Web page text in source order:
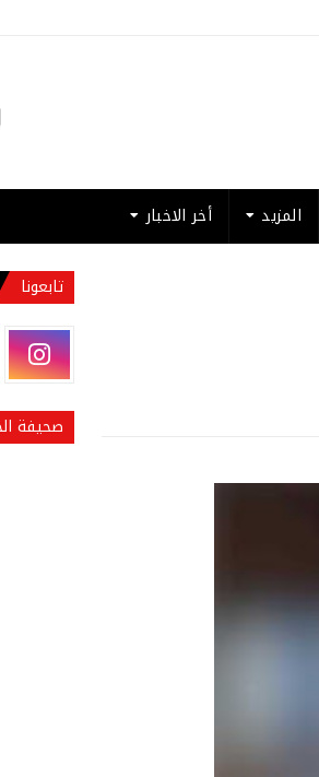
المزيد أخر الاخبار
تابعونا
صحيفة